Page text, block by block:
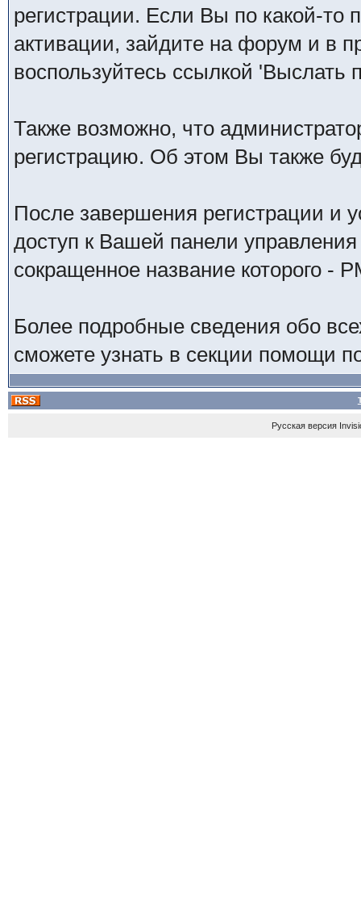
регистрации. Если Вы по какой-то
активации, зайдите на форум и в
воспользуйтесь ссылкой 'Выслать
Также возможно, что
регистрацию. Об этом Вы также
После завершения регистрации и
доступ к Вашей панели
сокращенное название которого -
Более подробные сведения обо
сможете узнать в секции помощи
Русская версия